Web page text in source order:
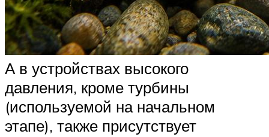
А в устройствах высокого
давления, кроме турбины
(используемой на начальном
этапе), также присутствует